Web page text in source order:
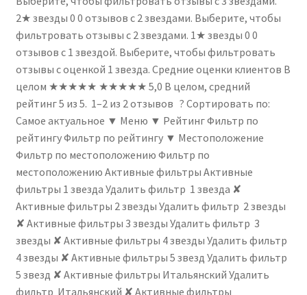
2★ звезды 0 0 отзывов с 2 звездами. Выберите, чтобы
фильтровать отзывы с 2 звездами. 1★ звезды 0 0
отзывов с 1 звездой. Выберите, чтобы фильтровать
отзывы с оценкой 1 звезда. Средние оценки клиентов В
целом ★★★★★ ★★★★★ 5,0 В целом, средний
рейтинг 5 из 5. 1–2 из 2 отзывов ? Сортировать по:
Самое актуальное ▼ Меню ▼ Рейтинг Фильтр по
рейтингу Фильтр по рейтингу ▼ Местоположение
Фильтр по местоположению Фильтр по
местоположению Активные фильтры Активные
фильтры 1 звезда Удалить фильтр 1 звезда ✘
Активные фильтры 2 звезды Удалить фильтр 2 звезды
✘ Активные фильтры 3 звезды Удалить фильтр 3
звезды ✘ Активные фильтры 4 звезды Удалить фильтр
4 звезды ✘ Активные фильтры 5 звезд Удалить фильтр
5 звезд ✘ Активные фильтры Итальянский Удалить
фильтр Итальянский ✘ Активные фильтры